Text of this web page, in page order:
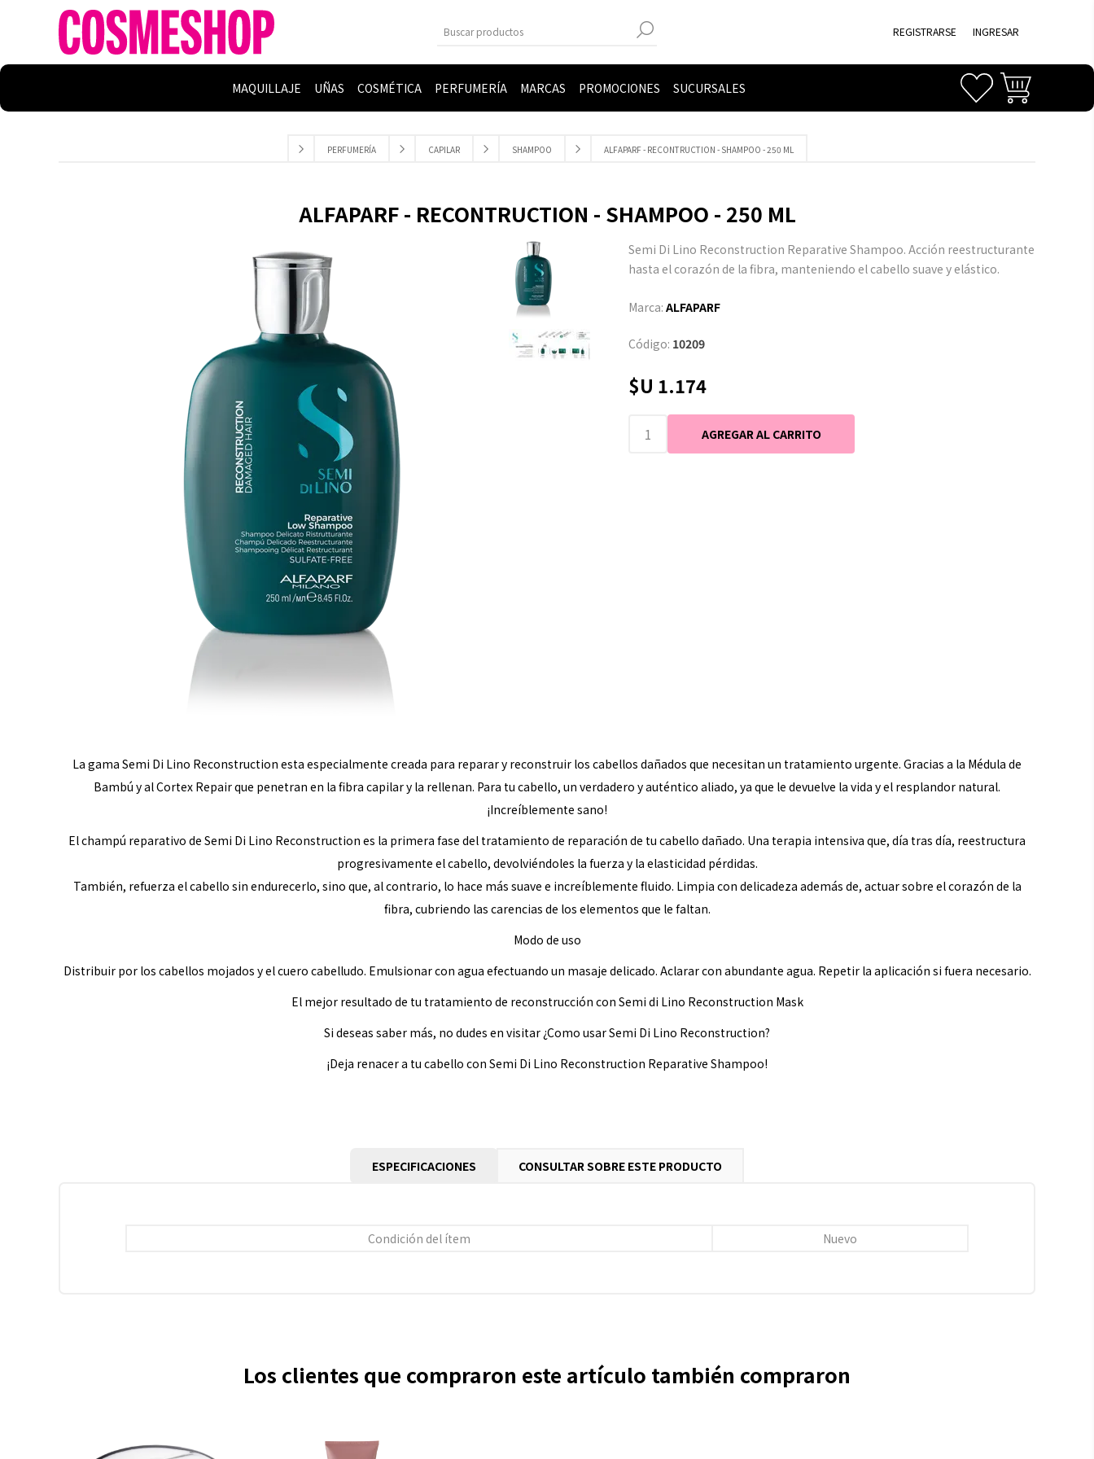
REGISTRARSE INGRESAR
MAQUILLAJE UÑAS COSMÉTICA PERFUMERÍA MARCAS PROMOCIONES SUCURSALES
PERFUMERÍA CAPILAR SHAMPOO ALFAPARF - RECONTRUCTION - SHAMPOO - 250 ML
ALFAPARF - RECONTRUCTION - SHAMPOO - 250 ML
Semi Di Lino Reconstruction Reparative Shampoo. Acción reestructurante
hasta el corazón de la fibra, manteniendo el cabello suave y elástico.
Marca: ALFAPARF
Código: 10209
$U 1.174
La gama Semi Di Lino Reconstruction esta especialmente creada para reparar y reconstruir los cabellos dañados que necesitan un tratamiento urgente. Gracias a la Médula de
Bambú y al Cortex Repair que penetran en la fibra capilar y la rellenan. Para tu cabello, un verdadero y auténtico aliado, ya que le devuelve la vida y el resplandor natural.
¡Increíblemente sano!
El champú reparativo de Semi Di Lino Reconstruction es la primera fase del tratamiento de reparación de tu cabello dañado. Una terapia intensiva que, día tras día, reestructura
progresivamente el cabello, devolviéndoles la fuerza y la elasticidad pérdidas.
También, refuerza el cabello sin endurecerlo, sino que, al contrario, lo hace más suave e increíblemente fluido. Limpia con delicadeza además de, actuar sobre el corazón de la
fibra, cubriendo las carencias de los elementos que le faltan.
Modo de uso
Distribuir por los cabellos mojados y el cuero cabelludo. Emulsionar con agua efectuando un masaje delicado. Aclarar con abundante agua. Repetir la aplicación si fuera necesario.
El mejor resultado de tu tratamiento de reconstrucción con Semi di Lino Reconstruction Mask
Si deseas saber más, no dudes en visitar ¿Como usar Semi Di Lino Reconstruction?
¡Deja renacer a tu cabello con Semi Di Lino Reconstruction Reparative Shampoo!
ESPECIFICACIONES CONSULTAR SOBRE ESTE PRODUCTO
Condición del ítem Nuevo
Los clientes que compraron este artículo también compraron